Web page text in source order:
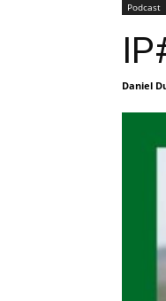
Podcast
Daniel